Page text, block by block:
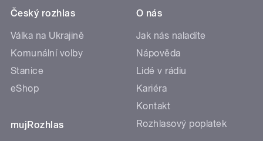
Český rozhlas
Válka na Ukrajině
Komunální volby
Stanice
eShop
mujRozhlas
O nás
Jak nás naladíte
Nápověda
Lidé v rádiu
Kariéra
Kontakt
Rozhlasový poplatek